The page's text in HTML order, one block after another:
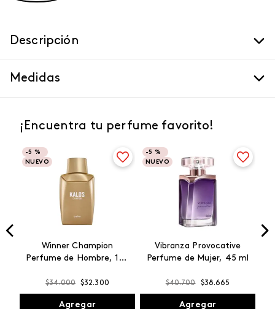
Descripción
Medidas
¡Encuentra tu perfume favorito!
-5 %
NUEVO
Winner Champion
Perfume de Hombre, 100
$34.000 $32.300
Agregar
-5 %
NUEVO
Vibranza Provocative
Perfume de Mujer, 45 ml
$40.700 $38.665
Agregar